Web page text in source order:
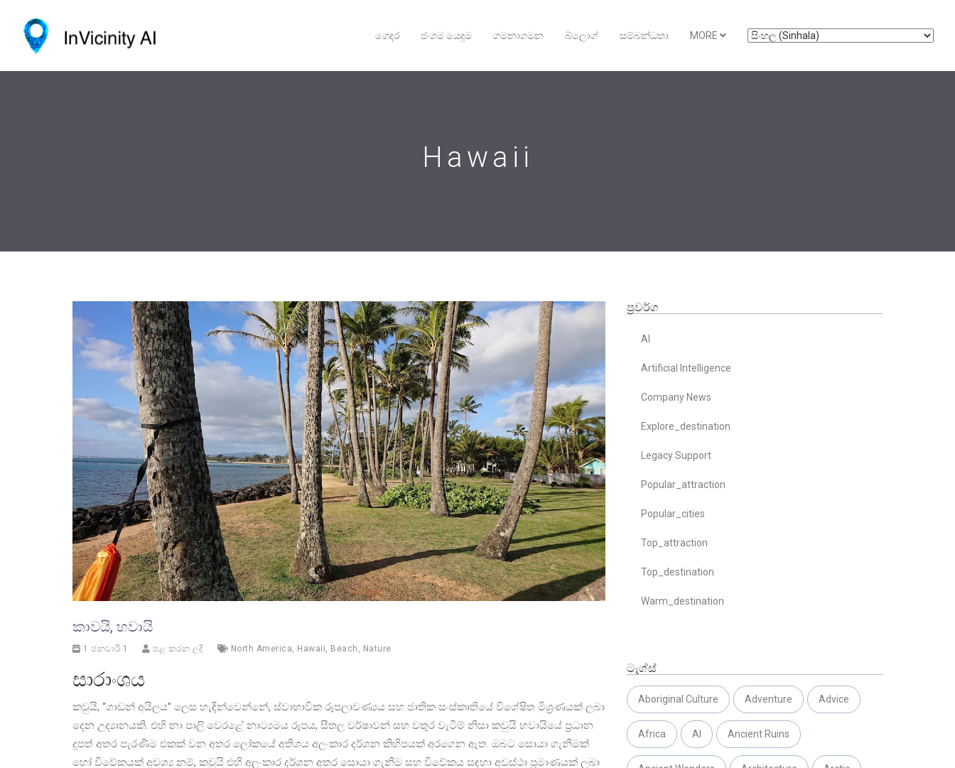
ගෙදර ජංගම යෙදුම ගමනාගමන බ්ලොග් සම්බන්ධතා MORE
Hawaii
කාවයි, හවායි
1 ජනවාරි 1 පළ කරන ලදී North America, Hawaii, Beach , Nature
සාරාංශය
කවුයි, “ගාඩන් අයිලය” ලෙස හැඳින්වෙන්නේ, ස්වාභාවික රූපලාවණ්‍යය සහ ජාතික සංස්කෘතියේ විශේෂිත මිශ්‍රණයක් ලබා
දෙන උද්‍යානයකි. එහි නා පාලි වෙරළේ නාට්‍යමය රූපය, සීතල වර්ෂාවන් සහ වතුර වැටීම් නිසා කවුයි හවායියේ ප්‍රධාන
දූපත් අතර පැරණිම එකක් වන අතර ලෝකයේ අතිශය අලංකාර දර්ශන කිහිපයක් අරගෙන ඇත. ඔබට සොයා ගැනීමක්
හෝ විවේකයක් අවශ්‍ය නම්, කවුයි එහි අලංකාර දර්ශන අතර සොයා ගැනීම සහ විවේකය සඳහා අවස්ථා ප්‍රමාණයක් ලබා
ප්‍රවර්ග
AI
Artificial Intelligence
Company News
Explore_destination
Legacy Support
Popular_attraction
Popular_cities
Top_attraction
Top_destination
Warm_destination
ටැග්ස්
Aboriginal Culture Adventure Advice
Africa AI Ancient Ruins